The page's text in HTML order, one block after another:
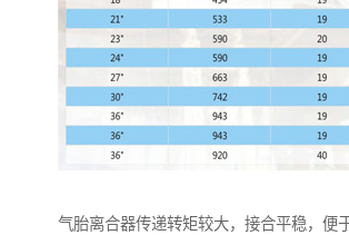
气胎离合器传递转矩较大，接合平稳，便